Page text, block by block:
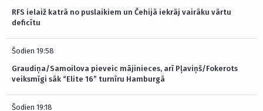
RFS ielaiž katrā no puslaikiem un Čehijā iekrāj vairāku vārtu
deficītu
Šodien 19:58
Graudiņa/Samoilova pieveic mājinieces, arī Pļaviņš/Fokerots
veiksmīgi sāk “Elite 16” turnīru Hamburgā
Šodien 19:18